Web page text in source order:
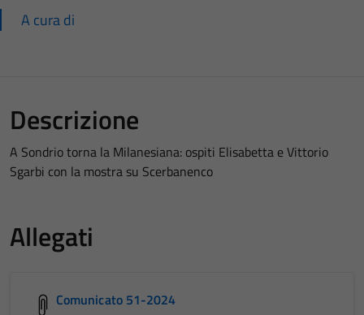
A cura di
Descrizione
A Sondrio torna la Milanesiana: ospiti Elisabetta e Vittorio
Sgarbi con la mostra su Scerbanenco
Allegati
Comunicato 51-2024